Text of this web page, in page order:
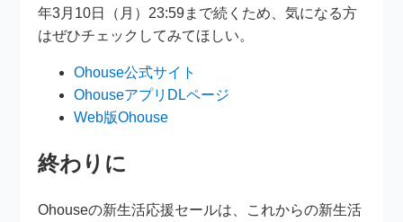
年3月10日（月）23:59まで続くため、気になる方
はぜひチェックしてみてほしい。
Ohouse公式サイト
OhouseアプリDLページ
Web版Ohouse
終わりに
Ohouseの新生活応援セールは、これからの新生活